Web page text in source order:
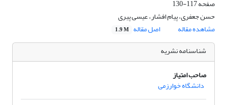
صفحه117-130
حسن جعفری، پیام افشار، عیسی پیری
مشاهده مقاله
اصل مقاله 1.9 M
شناسنامه نشریه
صاحب امتیاز
دانشگاه خوارزمی